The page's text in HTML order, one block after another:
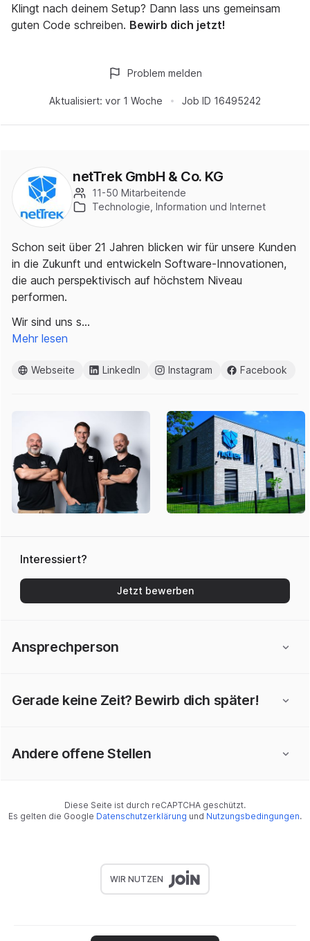
Klingt nach deinem Setup? Dann lass uns gemeinsam
guten Code schreiben. Bewirb dich jetzt!
Aktualisiert: vor 1 Woche Job ID 16495242
Problem melden
netTrek GmbH & Co. KG
11-50 Mitarbeitende
Technologie, Information und Internet
Schon seit über 21 Jahren blicken wir für unsere Kunden
in die Zukunft und entwickeln Software-Innovationen,
die auch perspektivisch auf höchstem Niveau
performen.
Wir sind uns s…
Mehr lesen
Webseite LinkedIn Instagram Facebook
Interessiert?
Jetzt bewerben
Ansprechperson
Gerade keine Zeit? Bewirb dich später!
Andere offene Stellen
Diese Seite ist durch reCAPTCHA geschützt.
Es gelten die Google Datenschutzerklärung und Nutzungsbedingungen.
WIR NUTZEN